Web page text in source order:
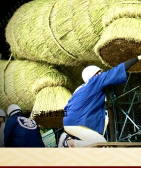
投
稿
ナ
ビ
≪大注連縄奉鎮